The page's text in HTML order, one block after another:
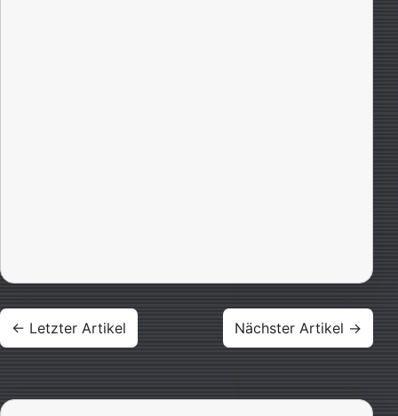
Beitragsnavigation
← Letzter Artikel Nächster Artikel →